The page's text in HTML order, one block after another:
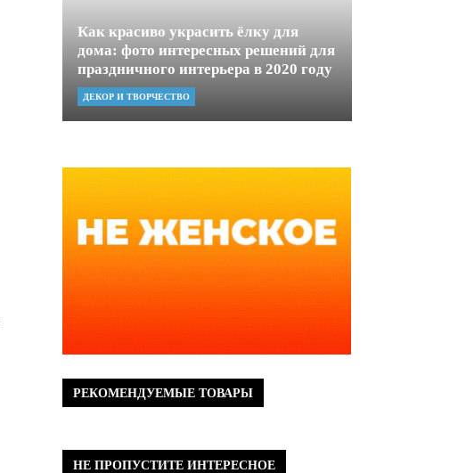
Как красиво украсить ёлку для
дома: фото интересных решений для
праздничного интерьера в 2020 году
ДЕКОР И ТВОРЧЕСТВО
РЕКОМЕНДУЕМЫЕ ТОВАРЫ
НЕ ПРОПУСТИТЕ ИНТЕРЕСНОЕ